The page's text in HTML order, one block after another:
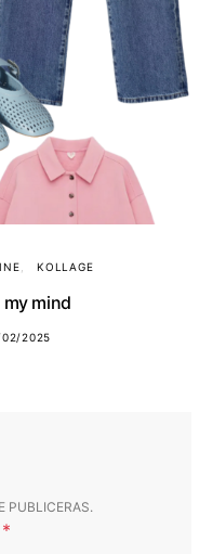
KOLLAGE
my mind
02/2025
PUBLICERAS.
*